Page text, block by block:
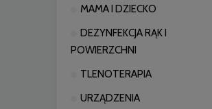
MAMA I DZIECKO
DEZYNFEKCJA RĄK I
POWIERZCHNI
TLENOTERAPIA
URZĄDZENIA